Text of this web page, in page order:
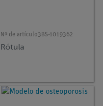
Nº de artículo3BS-1019362
Rótula